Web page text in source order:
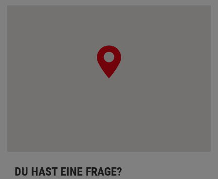
DU HAST EINE FRAGE?